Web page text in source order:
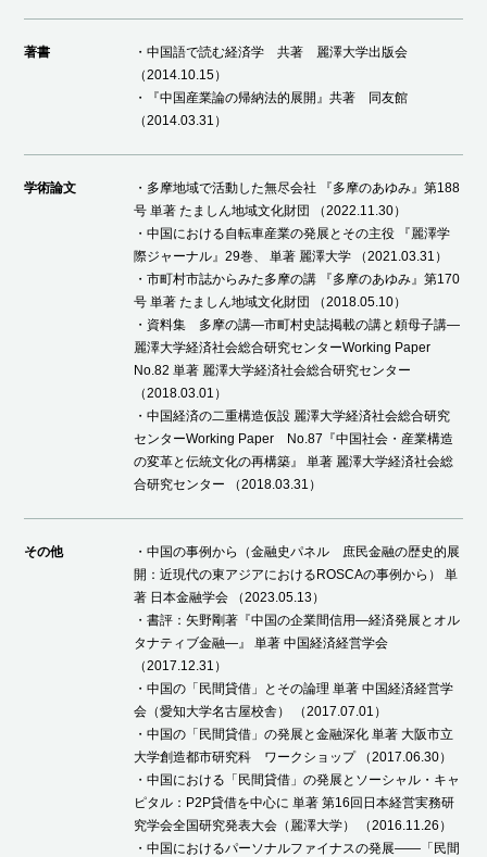
著書
・中国語で読む経済学 共著 麗澤大学出版会
（2014.10.15）
・『中国産業論の帰納法的展開』共著 同友館
（2014.03.31）
学術論文
・多摩地域で活動した無尽会社 『多摩のあゆみ』第188
号 単著 たましん地域文化財団 （2022.11.30）
・中国における自転車産業の発展とその主役 『麗澤学
際ジャーナル』29巻、 単著 麗澤大学 （2021.03.31）
・市町村市誌からみた多摩の講 『多摩のあゆみ』第170
号 単著 たましん地域文化財団 （2018.05.10）
・資料集 多摩の講―市町村史誌掲載の講と頼母子講―
麗澤大学経済社会総合研究センターWorking Paper
No.82 単著 麗澤大学経済社会総合研究センター
（2018.03.01）
・中国経済の二重構造仮設 麗澤大学経済社会総合研究
センターWorking Paper No.87『中国社会・産業構造
の変革と伝統文化の再構築』 単著 麗澤大学経済社会総
合研究センター （2018.03.31）
その他
・中国の事例から（金融史パネル 庶民金融の歴史的展
開：近現代の東アジアにおけるROSCAの事例から） 単
著 日本金融学会 （2023.05.13）
・書評：矢野剛著『中国の企業間信用―経済発展とオル
タナティブ金融―』 単著 中国経済経営学会
（2017.12.31）
・中国の「民間貸借」とその論理 単著 中国経済経営学
会（愛知大学名古屋校舎） （2017.07.01）
・中国の「民間貸借」の発展と金融深化 単著 大阪市立
大学創造都市研究科 ワークショップ （2017.06.30）
・中国における「民間貸借」の発展とソーシャル・キャ
ピタル：P2P貸借を中心に 単著 第16回日本経営実務研
究学会全国研究発表大会（麗澤大学） （2016.11.26）
・中国におけるパーソナルファイナスの発展――「民間